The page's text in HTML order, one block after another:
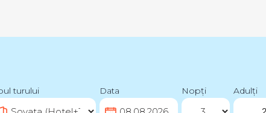
turului Data Nopți Adulți